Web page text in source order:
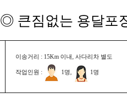
◎ 큰짐없는 용달포
이송거리 : 15Km 이내, 사다리차 별도
작업인원 : 1명, 1명